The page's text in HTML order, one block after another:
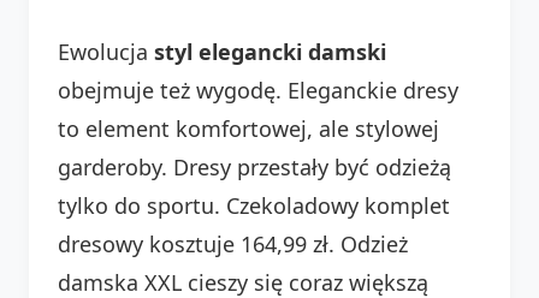
Ewolucja styl elegancki damski
obejmuje też wygodę. Eleganckie dresy
to element komfortowej, ale stylowej
garderoby. Dresy przestały być odzieżą
tylko do sportu. Czekoladowy komplet
dresowy kosztuje 164,99 zł. Odzież
damska XXL cieszy się coraz większą